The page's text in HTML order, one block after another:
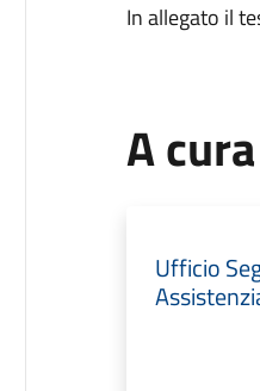
In allegato il
A
Ufficio